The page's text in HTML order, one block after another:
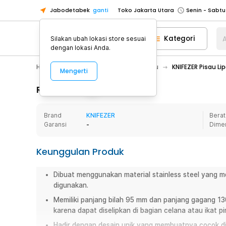
Jabodetabek ganti Toko Jakarta Utara
Toko Tangerang
Toko Cikupa
Pick n Go Jakarta Barat
Senin -
Pick n Go Bekasi
Senin - Jumat
Senin - Jumat
Senin -
Senin -
Toko Tangerang
Pick n Go Jakarta Barat
Senin -
Senin - Jumat
Pick n Go Depok
Senin - Jumat
Kategori
Home Appliance Pisau KNIFEZER Pisau
Rincian Produk
Brand
KNIFEZER
Garansi
-
Keunggulan Produk
Dibuat menggunakan material stainless steel yang
digunakan.
Memiliki panjang bilah 95 mm dan panjang gagang
karena dapat diselipkan di bagian celana atau ikat
Silakan ubah lokasi store sesuai
dengan lokasi Anda.
Mengerti